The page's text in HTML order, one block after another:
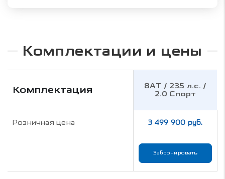
Комплектации и цены
Комплектация
8AT / 235 л.с. /
2.0 Спорт
Розничная цена 3 499 900 руб.
Забронировать